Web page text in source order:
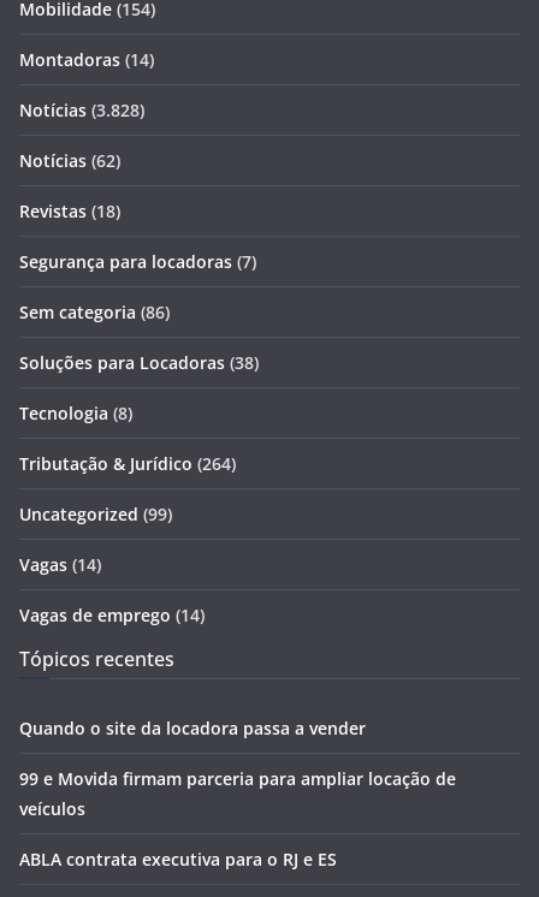
Mobilidade (154)
Montadoras (14)
Notícias (3.828)
Notícias (62)
Revistas (18)
Segurança para locadoras (7)
Sem categoria (86)
Soluções para Locadoras (38)
Tecnologia (8)
Tributação & Jurídico (264)
Uncategorized (99)
Vagas (14)
Vagas de emprego (14)
Tópicos recentes
Quando o site da locadora passa a vender
99 e Movida firmam parceria para ampliar locação de
veículos
ABLA contrata executiva para o RJ e ES